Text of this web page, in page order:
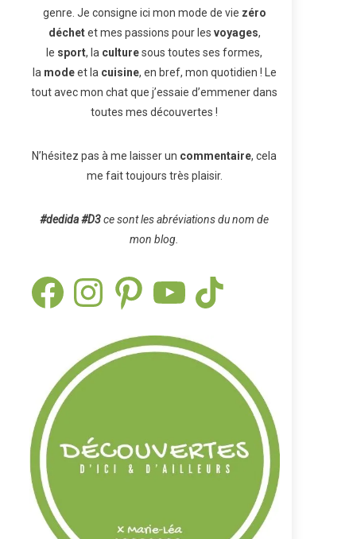
genre. Je consigne ici mon mode de vie zéro
déchetet mes passions pour les voyages,
le sport, la culturesous toutes ses formes,
la modeet la cuisine, en bref, mon quotidien ! Le
tout avec mon chat que j’essaie d’emmener dans
toutes mes découvertes !
N’hésitez pas à me laisser un commentaire, cela
me fait toujours très plaisir.
#dedida#D3ce sont les abréviations du nom de
mon blog.
FacebookInstagramPinterest TikTok